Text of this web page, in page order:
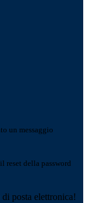
un messaggio
reset della password
posta elettronica!